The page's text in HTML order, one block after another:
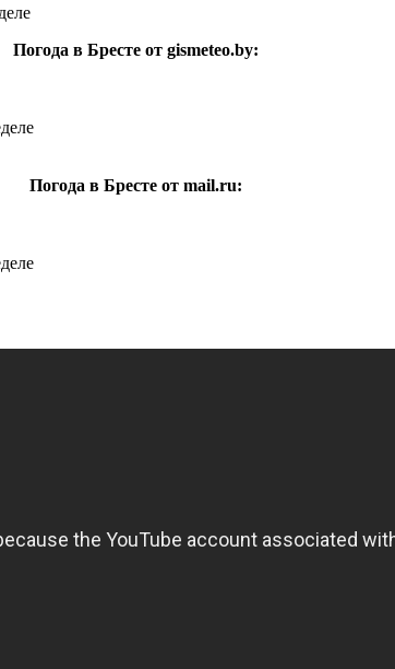
Погода в Бресте от gismeteo.by:
Погода в Бресте от mail.ru: